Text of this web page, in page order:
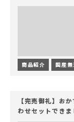
商品紹介 国産
【完売御礼】お
わせセットできま